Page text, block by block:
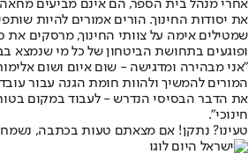
אחרי מנהל בית הספר, הם אינם מביעים
את יסודות החינוך. הורים אמורים להיות
שמטילים אימה על צוותי החינוך, מרסקים את
ופוגעים בתחושת הביטחון של כל מי שנמצא
"אני מבהירה ומדגישה - שום איום ושום
המורים להמשיך ולהוות חומת הגנה עבור
את הדבר הבסיסי הנדרש - לעבוד במקום
חינוכי".
טעינו? נתקן! אם מצאתם טעות בכתבה,